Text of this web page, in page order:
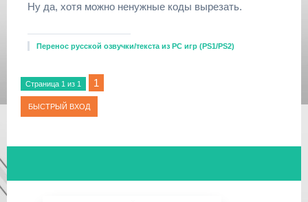
Ну да, хотя можно ненужные коды вырезать.
Перенос русской озвучки/текста из РС игр (PS1/PS2)
Страница 1 из 1 1